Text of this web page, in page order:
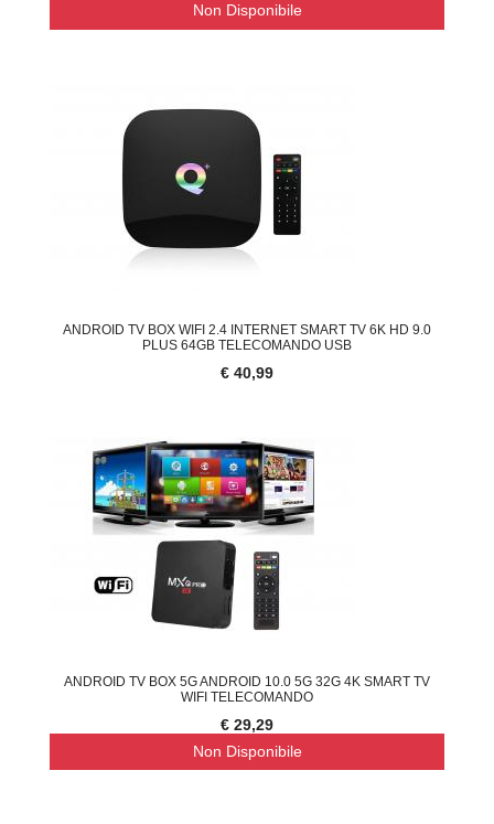
Non Disponibile
ANDROID TV BOX WIFI 2.4 INTERNET SMART TV 6K HD 9.0
PLUS 64GB TELECOMANDO USB
€ 40,99
ANDROID TV BOX 5G ANDROID 10.0 5G 32G 4K SMART TV
WIFI TELECOMANDO
€ 29,29
Non Disponibile